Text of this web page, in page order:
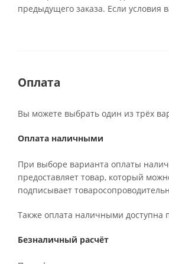
предыдущего заказа. Если условия
Оплата
Вы можете выбрать один из трёх
Оплата наличными
При выборе варианта оплаты
предоставляет товар, который
подписывает
Также оплата наличными доступна
Безналичный расчёт